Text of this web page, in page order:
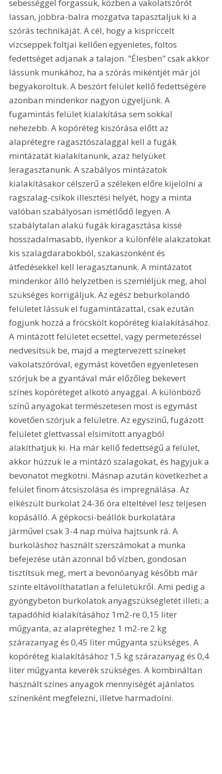
sebességgel forgassuk, közben a vakolatszórót
lassan, jobbra-balra mozgatva tapasztaljuk ki a
szórás technikáját. A cél, hogy a kispriccelt
vízcseppek foltjai kellően egyenletes, foltos
fedettséget adjanak a talajon. "Élesben" csak akkor
lássunk munkához, ha a szórás mikéntjét már jól
begyakoroltuk. A beszórt felület kellő fedettségére
azonban mindenkor nagyon ügyeljünk. A
fugamintás felület kialakítása sem sokkal
nehezebb. A kopóréteg kiszórása előtt az
alaprétegre ragasztószalaggal kell a fugák
mintázatát kialakítanunk, azaz helyüket
leragasztanunk. A szabályos mintázatok
kialakításakor célszerű a széleken előre kijelölni a
ragszalag-csíkok illesztési helyét, hogy a minta
valóban szabályosan ismétlődő legyen. A
szabálytalan alakú fugák kiragasztása kissé
hosszadalmasabb, ilyenkor a különféle alakzatokat
kis szalagdarabokból, szakaszonként és
átfedésekkel kell leragasztanunk. A mintázatot
mindenkor álló helyzetben is szemléljük meg, ahol
szükséges korrigáljuk. Az egész beburkolandó
felületet lássuk el fugamintázattal, csak ezután
fogjunk hozzá a fröcskölt kopóréteg kialakításához.
A mintázott felületet ecsettel, vagy permetezéssel
nedvesítsük be, majd a megtervezett színeket
vakolatszóróval, egymást követően egyenletesen
szórjuk be a gyantával már előzőleg bekevert
színes kopóréteget alkotó anyaggal. A különböző
színű anyagokat természetesen most is egymást
követően szórjuk a felületre. Az egyszínű, fugázott
felületet glettvassal elsimított anyagból
alakíthatjuk ki. Ha már kellő fedettségű a felület,
akkor húzzuk le a mintázó szalagokat, és hagyjuk a
bevonatot megkötni. Másnap azután következhet a
felület finom átcsiszolása és impregnálása. Az
elkészült burkolat 24-36 óra elteltével lesz teljesen
kopásálló. A gépkocsi-beállók burkolatára
járművel csak 3-4 nap múlva hajtsunk rá. A
burkoláshoz használt szerszámokat a munka
befejezése után azonnal bő vízben, gondosan
tisztítsuk meg, mert a bevonóanyag később már
szinte eltávolíthatatlan a felületükről. Ami pedig a
gyöngybeton burkolatok anyagszükségletét illeti; a
tapadóhíd kialakításához 1m2-re 0,15 liter
műgyanta, az alapréteghez 1 m2-re 2 kg
szárazanyag és 0,45 liter műgyanta szükséges. A
kopóréteg kialakításához 1,5 kg szárazanyag és 0,4
liter műgyanta keverék szükséges. A kombináltan
használt színes anyagok mennyiségét ajánlatos
színenként megfelezni, illetve harmadolni.